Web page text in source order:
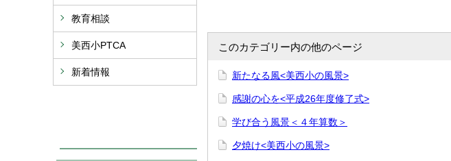
教育相談
美西小PTCA
新着情報
このカテゴリー内の他のページ
新たなる風<美西小の風景>
感謝の心を<平成26年度修了式>
学び合う風景＜４年算数＞
夕焼け<美西小の風景>